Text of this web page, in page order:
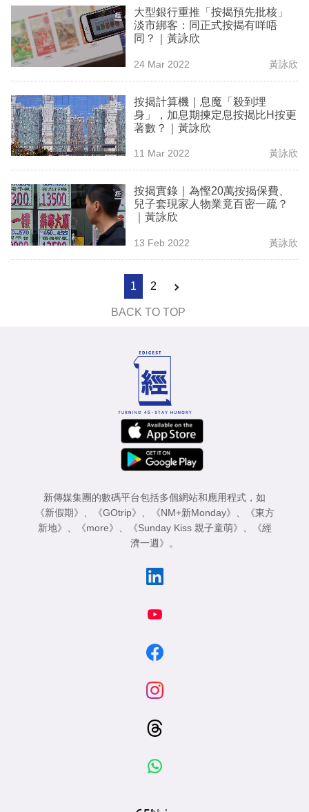
大型銀行重推「按揭預先批核」
淡市綁客：同正式按揭有咩唔
同？｜黃詠欣
24 Mar 2022 黃詠欣
按揭計算機｜息魔「殺到埋
身」，加息期揀定息按揭比H按更
著數？｜黃詠欣
11 Mar 2022 黃詠欣
按揭實錄｜為慳20萬按揭保費、
兒子套現家人物業竟百密一疏？
｜黃詠欣
13 Feb 2022 黃詠欣
1 2
BACK TO TOP
新傳媒集團的數碼平台包括多個網站和應用程式，如
《新假期》 、 《GOtrip》 、 《NM+新Monday》 、
《東方
新地》 、 《more》 、 《Sunday Kiss 親子童萌》 、
《經
濟一週》 。